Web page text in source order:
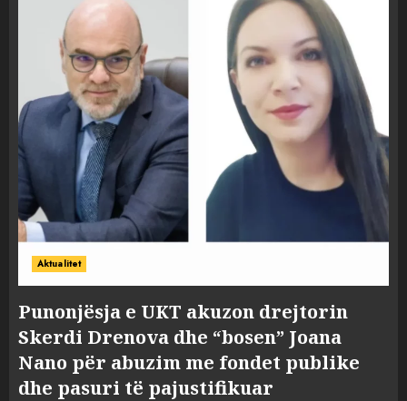
Aktualitet
Punonjësja e UKT akuzon drejtorin
Skerdi Drenova dhe “bosen” Joana
Nano për abuzim me fondet publike
dhe pasuri të pajustifikuar